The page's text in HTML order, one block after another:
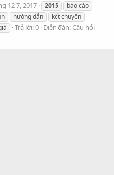
12 7, 2017 2015
báo cáo
hướng dẫn
kết chuyển
Trả lời: 0 Diễn đàn: Câu hỏi